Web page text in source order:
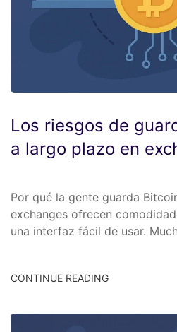
Los riesgos de
a largo plazo en
Por qué la gente guarda
exchanges ofrecen
una interfaz fácil de usar.
CONTINUE READING